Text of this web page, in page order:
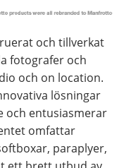
och tillverkat
fotografer och
och on location.
lösningar
och entusiasmerar
omfattar
paraplyer,